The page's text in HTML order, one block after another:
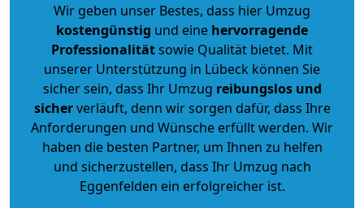
Wir geben unser Bestes, dass hier Umzug
kostengünstig und eine hervorragende
Professionalitätsowie Qualität bietet. Mit
unserer Unterstützung in Lübeck können Sie
sicher sein, dass Ihr Umzug reibungslos und
sicherverläuft, denn wir sorgen dafür, dass Ihre
Anforderungen und Wünsche erfüllt werden. Wir
haben die besten Partner, um Ihnen zu helfen
und sicherzustellen, dass Ihr Umzug nach
Eggenfelden ein erfolgreicher ist.